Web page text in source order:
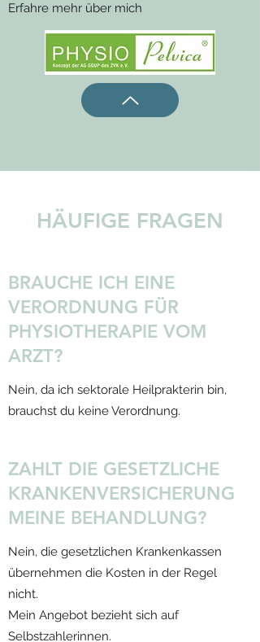
Erfahre mehr über mich
HÄUFIGE FRAGEN
BRAUCHE ICH EINE
VERORDNUNG FÜR
PHYSIOTHERAPIE VOM
ARZT?
Nein, da ich sektorale Heilprakterin bin,
brauchst du keine Verordnung.
ZAHLT DIE GESETZLICHE
KRANKENVERSICHERUNG
MEINE BEHANDLUNG?
Nein, die gesetzlichen Krankenkassen
übernehmen die Kosten in der Regel
nicht.
Mein Angebot bezieht sich auf
Selbstzahlerinnen.